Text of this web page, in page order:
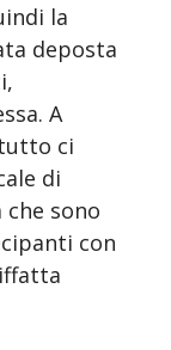
la
deposta
A
ci
di
che sono
con